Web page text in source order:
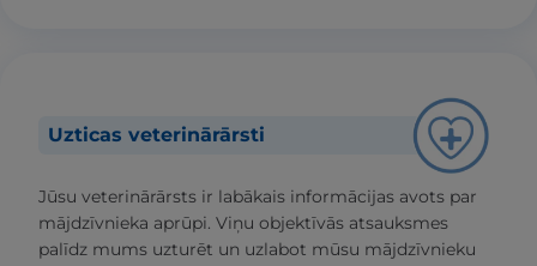
Uzticas veterinārārsti
Jūsu veterinārārsts ir labākais informācijas avots par
mājdzīvnieka aprūpi. Viņu objektīvās atsauksmes
palīdz mums uzturēt un uzlabot mūsu mājdzīvnieku